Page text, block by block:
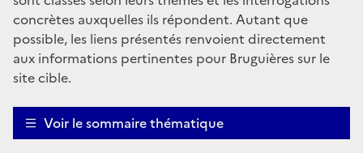
concrètes auxquelles ils répondent. Autant que
possible, les liens présentés renvoient directement
aux informations pertinentes pour Bruguières sur le
site cible.
Voir le sommaire thématique